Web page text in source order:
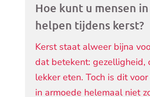
Hoe kunt u mensen
helpen tijdens kerst?
Kerst staat alweer bijna
dat betekent: gezelligheid,
lekker eten. Toch is dit
in armoede helemaal niet